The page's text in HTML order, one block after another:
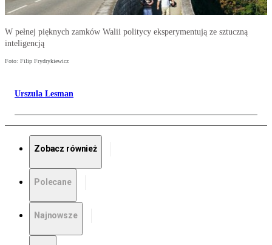
W pełnej pięknych zamków Walii politycy eksperymentują ze sztuczną
inteligencją
Foto: Filip Frydrykiewicz
Urszula Lesman
Zobacz również
Polecane
Najnowsze